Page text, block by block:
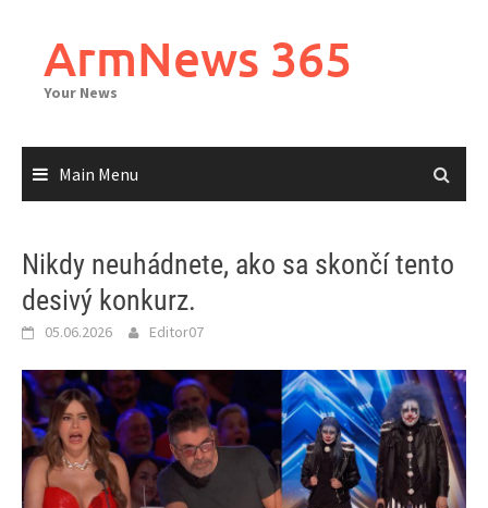
contentArmNews 365
Your News
Main Menu
Nikdy neuhádnete, ako sa skončí tento
desivý konkurz.
05.06.2026 Editor07